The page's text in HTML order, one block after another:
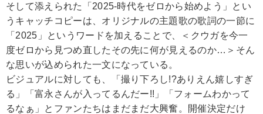
そして添えられた「2025-時代をゼロから始めよう」とい
うキャッチコピーは、オリジナルの主題歌の歌詞の一節に
「2025」というワードを加えることで、＜クウガを今一
度ゼロから見つめ直したその先に何が見えるのか…＞そん
な思いが込められた一文になっている。
ビジュアルに対しても、「撮り下ろし!?ありえん嬉しすぎ
る」「富永さんが入ってるんだー!!」「フォームわかって
るなぁ」とファンたちはまだまだ大興奮。開催決定だけ